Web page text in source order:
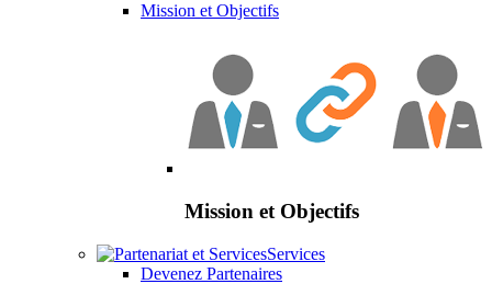
Mission et Objectifs
Mission et Objectifs
Services
Devenez Partenaires